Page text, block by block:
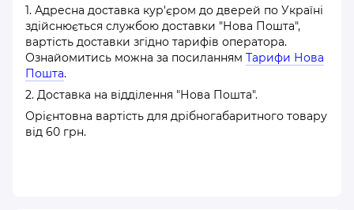
1. Адресна доставка кур'єром до дверей по Україні
здійснюється службою доставки "Нова Пошта",
вартість доставки згідно тарифів оператора.
Ознайомитись можна за посиланням Тарифи Нова
Пошта.
2. Доставка на відділення "Нова Пошта".
Орієнтовна вартість для дрібногабаритного товару
від 60 грн.